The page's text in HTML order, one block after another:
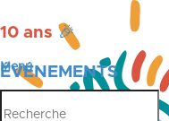
10 ans 🎉
ÉVÉNEMENTS
PUBLICATIONS
Menu